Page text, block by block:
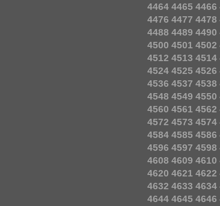
4464 4465 4466
4476 4477 4478
4488 4489 4490
4500 4501 4502
4512 4513 4514
4524 4525 4526
4536 4537 4538
4548 4549 4550
4560 4561 4562
4572 4573 4574
4584 4585 4586
4596 4597 4598
4608 4609 4610
4620 4621 4622
4632 4633 4634
4644 4645 4646